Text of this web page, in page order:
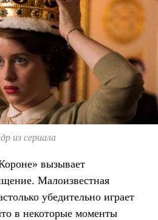
из сериала
вызывает
Малоизвестная
убедительно играет
в некоторые моменты